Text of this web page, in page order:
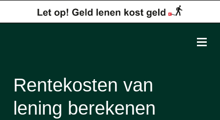
Rentekosten van
lening berekenen